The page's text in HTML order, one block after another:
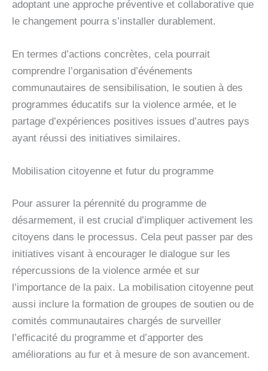
adoptant une approche préventive et collaborative que
le changement pourra s’installer durablement.
En termes d’actions concrètes, cela pourrait
comprendre l’organisation d’événements
communautaires de sensibilisation, le soutien à des
programmes éducatifs sur la violence armée, et le
partage d’expériences positives issues d’autres pays
ayant réussi des initiatives similaires.
Mobilisation citoyenne et futur du programme
Pour assurer la pérennité du programme de
désarmement, il est crucial d’impliquer activement les
citoyens dans le processus. Cela peut passer par des
initiatives visant à encourager le dialogue sur les
répercussions de la violence armée et sur
l’importance de la paix. La mobilisation citoyenne peut
aussi inclure la formation de groupes de soutien ou de
comités communautaires chargés de surveiller
l’efficacité du programme et d’apporter des
améliorations au fur et à mesure de son avancement.